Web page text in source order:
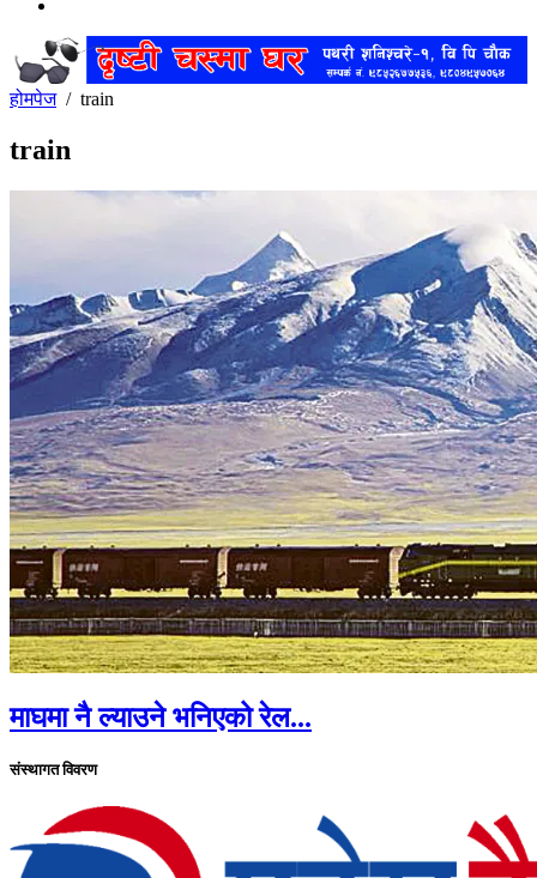
होमपेज/ train
train
माघमा नै ल्याउने भनिएको रेल...
संस्थागत विवरण